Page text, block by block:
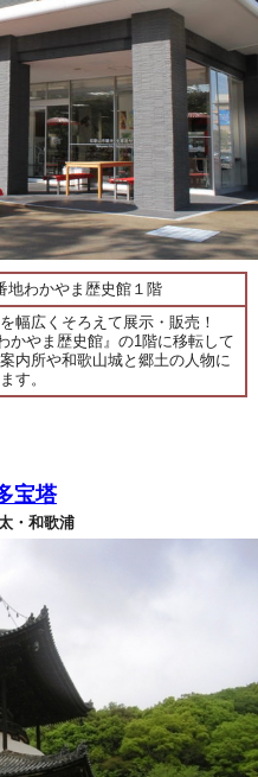
地わかやま歴史館１階
幅広くそろえて展示・販売！
かやま歴史館』の1階に移転して
内所や和歌山城と郷土の人物に
す。
宝塔
・和歌浦